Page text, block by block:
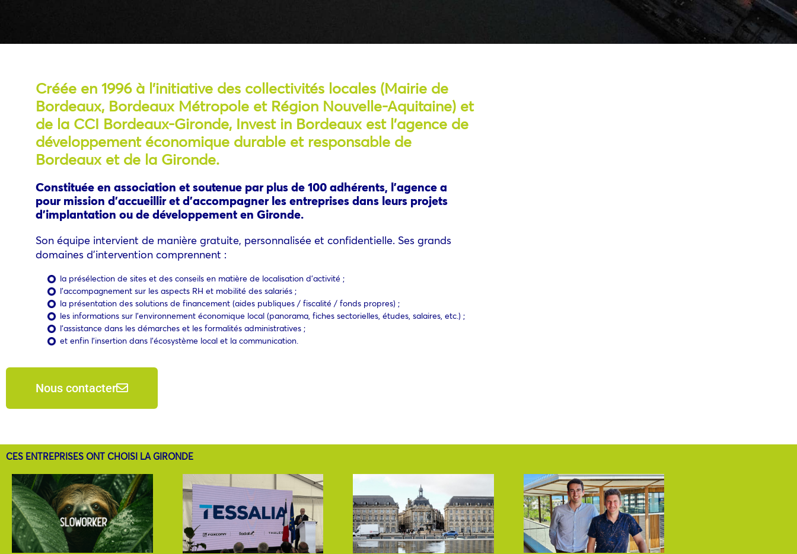
Créée en 1996 à l’initiative des collectivités locales (Mairie de
Bordeaux, Bordeaux Métropole et Région Nouvelle-Aquitaine) et
de la CCI Bordeaux-Gironde, Invest in Bordeaux est l’agence de
développement économique durable et responsable de
Bordeaux et de la Gironde.
Constituée en association et soutenue par plus de 100 adhérents, l’agence a
pour mission d’accueillir et d’accompagner les entreprises dans leurs projets
d’implantation ou de développement en Gironde.
Son équipe intervient de manière gratuite, personnalisée et confidentielle. Ses grands
domaines d’intervention comprennent :
la présélection de sites et des conseils en matière de localisation d’activité ;
l’accompagnement sur les aspects RH et mobilité des salariés ;
la présentation des solutions de financement (aides publiques / fiscalité / fonds propres) ;
les informations sur l’environnement économique local (panorama, fiches sectorielles, études, salaires, etc.) ;
l’assistance dans les démarches et les formalités administratives ;
et enfin l’insertion dans l’écosystème local et la communication.
Nous contacter
CES ENTREPRISES ONT CHOISI LA GIRONDE